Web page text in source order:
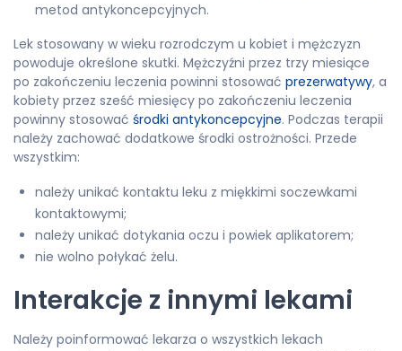
metod antykoncepcyjnych.
Lek stosowany w wieku rozrodczym u kobiet i mężczyzn
powoduje określone skutki. Mężczyźni przez trzy miesiące
po zakończeniu leczenia powinni stosować prezerwatywy, a
kobiety przez sześć miesięcy po zakończeniu leczenia
powinny stosować środki antykoncepcyjne. Podczas terapii
należy zachować dodatkowe środki ostrożności. Przede
wszystkim:
należy unikać kontaktu leku z miękkimi soczewkami
kontaktowymi;
należy unikać dotykania oczu i powiek aplikatorem;
nie wolno połykać żelu.
Interakcje z innymi lekami
Należy poinformować lekarza o wszystkich lekach